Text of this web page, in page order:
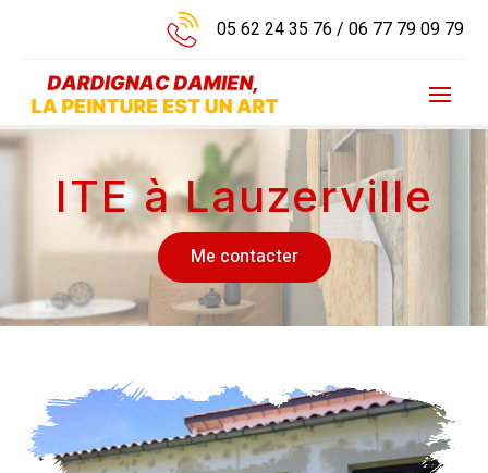
05 62 24 35 76/ 06 77 79 09 79
ITE à Lauzerville
Me contacter